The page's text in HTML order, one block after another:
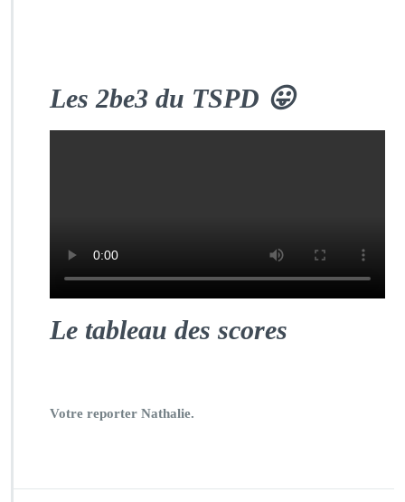
Les 2be3 du TSPD 😛
Le tableau des scores
Votre reporter Nathalie.